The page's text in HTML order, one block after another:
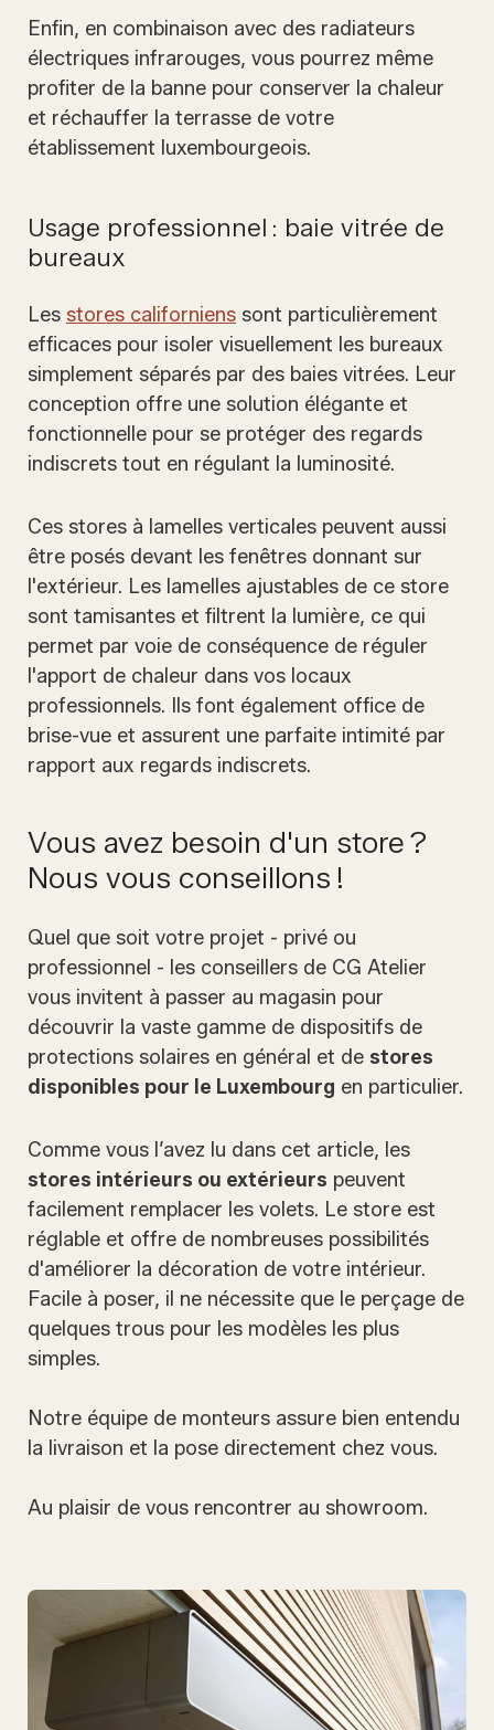
Enfin, en combinaison avec des radiateurs
électriques infrarouges, vous pourrez même
profiter de la banne pour conserver la chaleur
et réchauffer la terrasse de votre
établissement luxembourgeois.
Usage professionnel : baie vitrée de
bureaux
Les stores californiens sont particulièrement
efficaces pour isoler visuellement les bureaux
simplement séparés par des baies vitrées. Leur
conception offre une solution élégante et
fonctionnelle pour se protéger des regards
indiscrets tout en régulant la luminosité.
Ces stores à lamelles verticales peuvent aussi
être posés devant les fenêtres donnant sur
l'extérieur. Les lamelles ajustables de ce store
sont tamisantes et filtrent la lumière, ce qui
permet par voie de conséquence de réguler
l'apport de chaleur dans vos locaux
professionnels. Ils font également office de
brise-vue et assurent une parfaite intimité par
rapport aux regards indiscrets.
Vous avez besoin d'un store ?
Nous vous conseillons !
Quel que soit votre projet - privé ou
professionnel - les conseillers de CG Atelier
vous invitent à passer au magasin pour
découvrir la vaste gamme de dispositifs de
protections solaires en général et de stores
disponibles pour le Luxembourg en particulier.
Comme vous l’avez lu dans cet article, les
stores intérieurs ou extérieurs peuvent
facilement remplacer les volets. Le store est
réglable et offre de nombreuses possibilités
d'améliorer la décoration de votre intérieur.
Facile à poser, il ne nécessite que le perçage de
quelques trous pour les modèles les plus
simples.
Notre équipe de monteurs assure bien entendu
la livraison et la pose directement chez vous.
Au plaisir de vous rencontrer au showroom.